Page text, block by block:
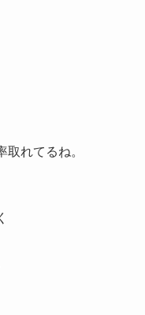
れてるね。